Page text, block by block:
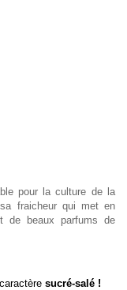
pour la culture de la
fraicheur qui met en
de beaux parfums de
sucré-salé !